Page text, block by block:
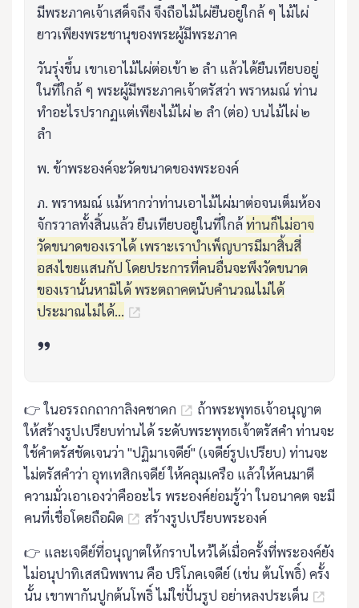
มีพระภาคเจ้าเสด็จถึง จึงถือไม้ไผ่ยืนอยู่ใกล้ ๆ ไม้ไผ่
ยาวเพียงพระชานุของพระผู้มีพระภาค
วันรุ่งขึ้น เขาเอาไม้ไผ่ต่อเข้า ๒ ลำ แล้วได้ยืนเทียบอยู่
ในที่ใกล้ ๆ พระผู้มีพระภาคเจ้าตรัสว่า พราหมณ์ ท่าน
ทำอะไรปรากฏแต่เพียงไม้ไผ่ ๒ ลำ (ต่อ) บนไม้ไผ่ ๒
ลำ
พ. ข้าพระองค์จะวัดขนาดของพระองค์
ภ. พราหมณ์ แม้หากว่าท่านเอาไม้ไผ่มาต่อจนเต็มห้อง
จักรวาลทั้งสิ้นแล้ว ยืนเทียบอยู่ในที่ใกล้ท่านก็ไม่อาจ
วัดขนาดของเราได้ เพราะเราบำเพ็ญบารมีมาสิ้นสี่
อสงไขยแสนกัป โดยประการที่คนอื่นจะพึงวัดขนาด
ของเรานั้นหามิได้ พระตถาคตนับคำนวณไม่ได้
ประมาณไม่ได้...
👉 ในอรรถกถากาลิงคชาดก
ถ้าพระพุทธเจ้าอนุญาต
ให้สร้างรูปเปรียบท่านได้ ระดับพระพุทธเจ้าตรัสคำ ท่านจะ
ใช้คำตรัสชัดเจนว่า "ปฏิมาเจดีย์" (เจดีย์รูปเปรียบ) ท่านจะ
ไม่ตรัสคำว่า อุทเทสิกเจดีย์ ให้คลุมเครือ แล้วให้คนมาตี
ความมั่วเอาเองว่าคืออะไร พระองค์ย่อมรู้ว่า ในอนาคต จะมี
คนที่เชื่อโดยถือผิด
สร้างรูปเปรียบพระองค์
👉 และเจดีย์ที่อนุญาตให้กราบไหว้ได้เมื่อครั้งที่พระองค์ยัง
ไม่อนุปาทิเสสนิพพาน คือ ปริโภคเจดีย์ (เช่น ต้นโพธิ์) ครั้ง
นั้น เขาพากันปูกต้นโพธิ์ ไม่ใช่ปั้นรูป อย่าหลงประเด็น